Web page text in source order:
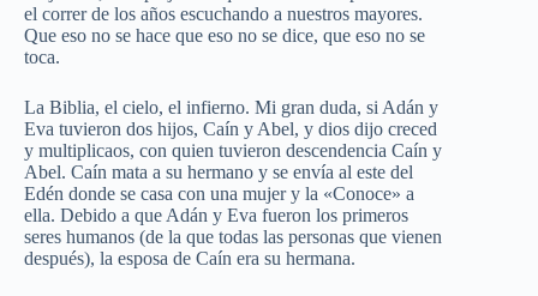
el correr de los años escuchando a nuestros mayores.
Que eso no se hace que eso no se dice, que eso no se
toca.
La Biblia, el cielo, el infierno. Mi gran duda, si Adán y
Eva tuvieron dos hijos, Caín y Abel, y dios dijo creced
y multiplicaos, con quien tuvieron descendencia Caín y
Abel. Caín mata a su hermano y se envía al este del
Edén donde se casa con una mujer y la «Conoce» a
ella. Debido a que Adán y Eva fueron los primeros
seres humanos (de la que todas las personas que vienen
después), la esposa de Caín era su hermana.